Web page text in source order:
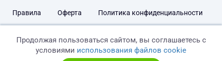
Правила Оферта Политика конфиденциальности
Продолжая пользоваться сайтом, вы соглашаетесь с
условиями использования файлов cookie